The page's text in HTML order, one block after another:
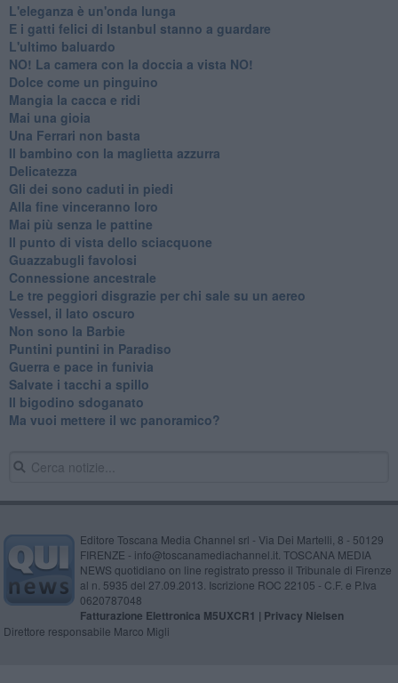
L'eleganza è un'onda lunga
E i gatti felici di Istanbul stanno a guardare
L'ultimo baluardo
NO! La camera con la doccia a vista NO!
Dolce come un pinguino
Mangia la cacca e ridi
Mai una gioia
Una Ferrari non basta
Il bambino con la maglietta azzurra
Delicatezza
Gli dei sono caduti in piedi
Alla fine vinceranno loro
Mai più senza le pattine
Il punto di vista dello sciacquone
Guazzabugli favolosi
Connessione ancestrale
Le tre peggiori disgrazie per chi sale su un aereo
Vessel, il lato oscuro
Non sono la Barbie
Puntini puntini in Paradiso
Guerra e pace in funivia
Salvate i tacchi a spillo
Il bigodino sdoganato
Ma vuoi mettere il wc panoramico?
Editore Toscana Media Channel srl - Via Dei Martelli, 8 - 50129
FIRENZE - info@toscanamediachannel.it. TOSCANA MEDIA
NEWS quotidiano on line registrato presso il Tribunale di Firenze
al n. 5935 del 27.09.2013. Iscrizione ROC 22105 - C.F. e P.Iva
0620787048
Fatturazione Elettronica M5UXCR1 | Privacy Nielsen
Direttore responsabile Marco Migli